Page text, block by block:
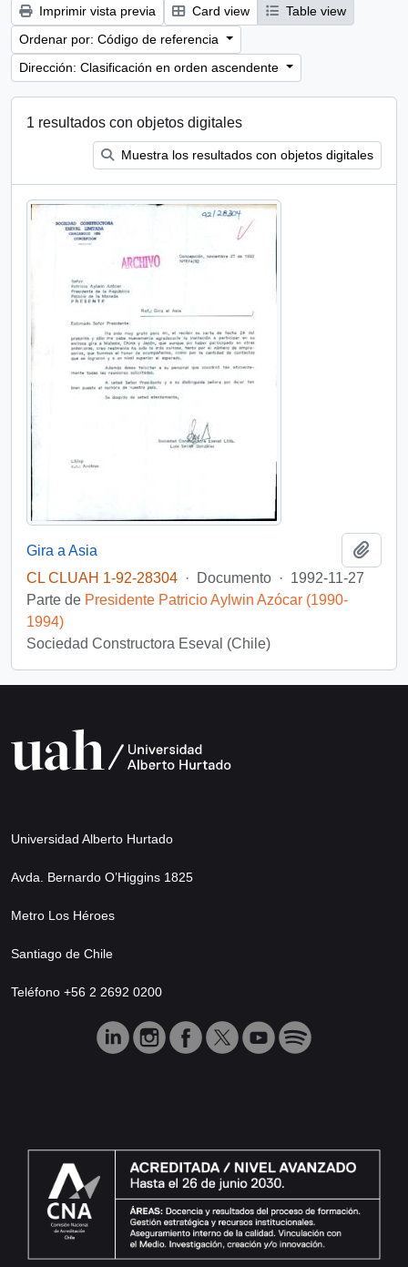
Imprimir vista previa Card view
Table view
Ordenar por: Código de referencia
Dirección: Clasificación en orden ascendente
1 resultados con objetos digitales
Muestra los resultados con objetos digitales
Gira a Asia
CL CLUAH 1-92-28304 · Documento · 1992-11-27
Parte de Presidente Patricio Aylwin Azócar (1990-
1994)
Sociedad Constructora Eseval (Chile)
Universidad Alberto Hurtado
Avda. Bernardo O’Higgins 1825
Metro Los Héroes
Santiago de Chile
Teléfono +56 2 2692 0200